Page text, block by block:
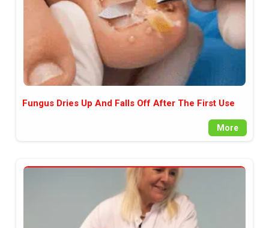
Fungus Dries Up And Falls Off After The First Use
More